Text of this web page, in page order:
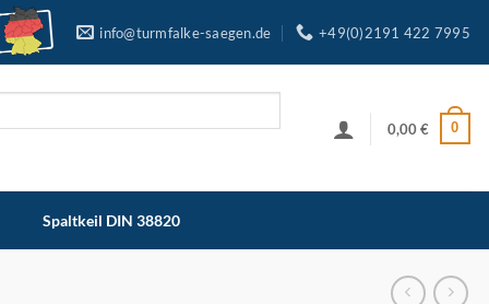
info@turmfalke-saegen.de +49(0)2191 422 7995
0,00€ 0
Spaltkeil DIN 38820